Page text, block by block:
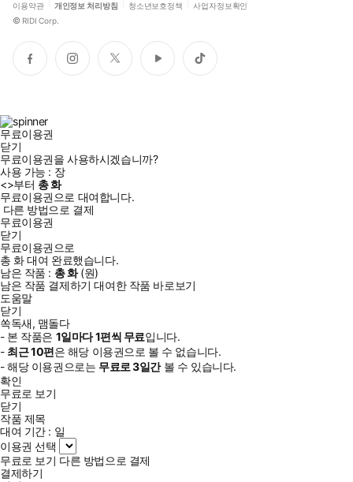
이용약관 개인정보 처리방침 청소년보호정책 사업자정보확인
© RIDI Corp.
페
이
인
스
트
위
유
튜
틱
톡
무료이용권
닫기
무료이용권을 사용하시겠습니까?
사용 가능 : 장
<>부터 총화
무료이용권으로 대여합니다.
다른 방법으로 결제
무료이용권
닫기
무료이용권으로
총화대여 완료했습니다.
남은 작품 : 총화(원)
남은 작품 결제하기 대여한 작품 바로보기
도움말
닫기
쏙독새, 맴돌다
- 본 작품은 1일마다1편씩 무료입니다.
- 최근10편은 해당 이용권으로 볼 수 없습니다.
- 해당 이용권으로는 무료로3일간볼 수 있습니다.
확인
무료로 보기
닫기
작품 제목
대여 기간 : 일
이용권 선택
무료로 보기 다른 방법으로 결제
결제하기